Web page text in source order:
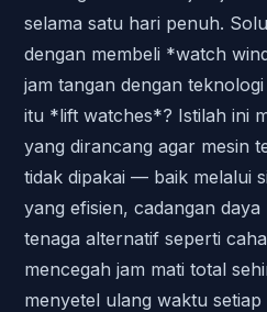
selama satu hari penuh.
dengan membeli *watch
jam tangan dengan
itu *lift watches*? Istilah ini
yang dirancang agar mesin
tidak dipakai — baik melalui
yang efisien, cadangan
tenaga alternatif seperti
mencegah jam mati total
menyetel ulang waktu setiap